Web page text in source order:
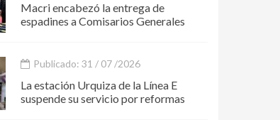
Macri encabezó la entrega de
espadines a Comisarios Generales
Publicado: 31 / 07 /2026
La estación Urquiza de la Línea E
suspende su servicio por reformas